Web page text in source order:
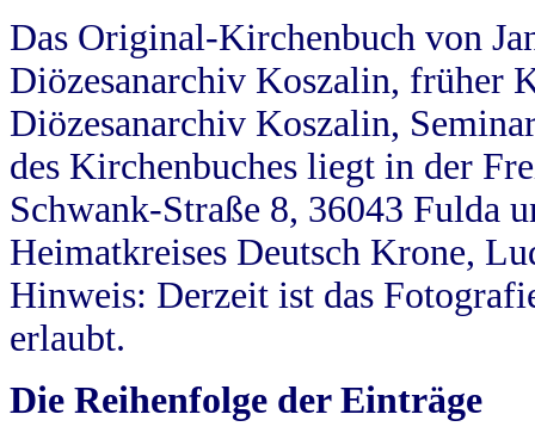
Das Original-Kirchenbuch von
Diözesanarchiv Koszalin, früher
Diözesanarchiv Koszalin,
des Kirchenbuches liegt in der
Schwank-Straße 8, 36043 Fulda
Heimatkreises Deutsch Krone,
Hinweis: Derzeit ist das
erlaubt.
Die Reihenfolge der Einträge